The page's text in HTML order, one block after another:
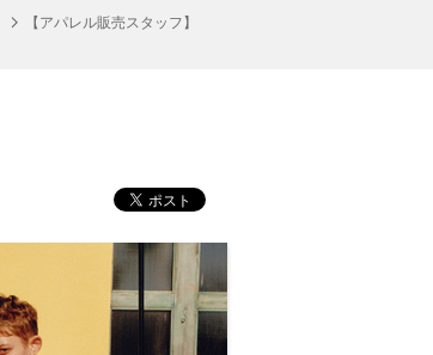
【アパレル販売スタッフ】